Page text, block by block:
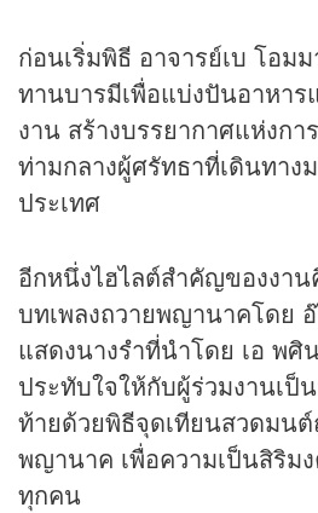
ก่อนเริ่มพิธี อาจารย์เบ โอม
ทานบารมีเพื่อแบ่งปันอาหา
งาน สร้างบรรยากาศแห่งก
ท่ามกลางผู้ศรัทธาที่เดินทาง
ประเทศ
อีกหนึ่งไฮไลต์สำคัญของงา
บทเพลงถวายพญานาคโดย
แสดงนางรำที่นำโดย เอ พศิ
ประทับใจให้กับผู้ร่วมงานเป็
ท้ายด้วยพิธีจุดเทียนสวดมน
พญานาค เพื่อความเป็นสิริม
ทุกคน